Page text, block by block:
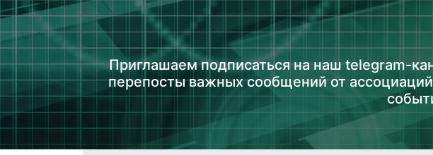
Приглашаем подписаться на наш telegram-
перепосты важных сообщений от